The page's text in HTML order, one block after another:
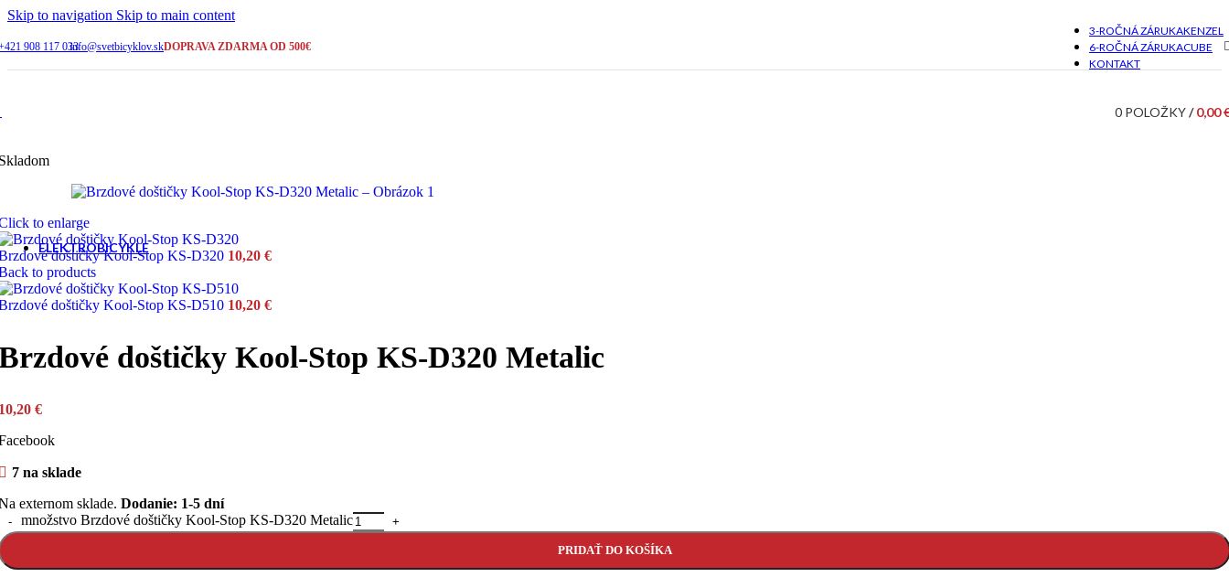
Skip to navigation Skip to main content
908 117 033info@svetbicyklov.skDOPRAVA ZDARMA OD 500€
3-ROČNÁ ZÁRUKAKENZEL
6-ROČNÁ ZÁRUKACUBE
KONTAKT
ŠIROKÝ VÝBER
Galanta
SERVIS A PORADENSTVO
+421 908 117 033
ELEKTROBICYKLE
Cross a trekking
Retro, klasicke, city
0 POLOŽKY/ 0,00
to enlarge
doštičky Kool-Stop KS-D320 10,20 €
to products
doštičky Kool-Stop KS-D510 10,20 €
doštičky Kool-Stop KS-D320 Metalic
€
7 na sklade
externom sklade. Dodanie: 1-5 dní
množstvo Brzdové doštičky Kool-Stop KS-D320 Metalic
PRIDAŤ DO KOŠÍKA